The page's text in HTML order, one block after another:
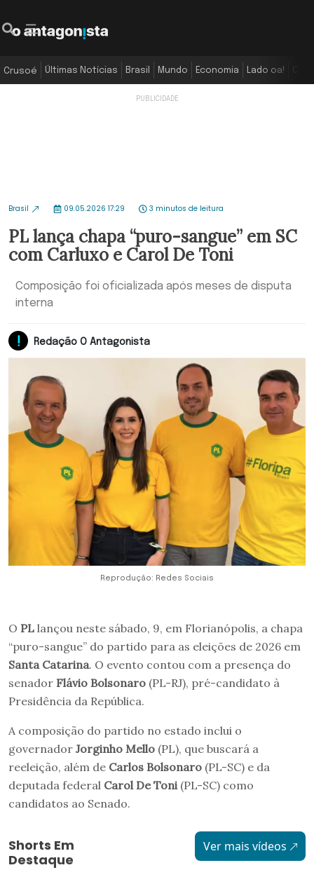
Crusoé Últimas Notícias Brasil Mundo Economia Lado oa!
Brasil 09.05.2026 17:29 3 minutos de leitura
PL lança chapa “puro-sangue” em SC
com Carluxo e Carol De Toni
Composição foi oficializada após meses de disputa
interna
Redação O Antagonista
Reprodução: Redes Sociais
O PL lançou neste sábado, 9, em Florianópolis, a chapa
“puro-sangue” do partido para as eleições de 2026 em
Santa Catarina. O evento contou com a presença do
senador Flávio Bolsonaro (PL-RJ), pré-candidato à
Presidência da República.
A composição do partido no estado inclui o
governador Jorginho Mello (PL), que buscará a
reeleição, além de Carlos Bolsonaro (PL-SC) e da
deputada federal Carol De Toni (PL-SC) como
candidatos ao Senado.
Shorts Em
Destaque
Ver mais vídeos